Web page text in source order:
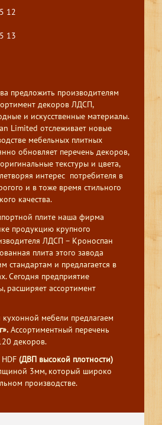
12
13
предложить производителям
декоров ЛДСП,
и искусственные материалы.
Limited отслеживает новые
мебельных плитных
обновляет перечень декоров,
текстуры и цвета,
интерес потребителя в
и в тоже время стильного
качества.
плите наша фирма
продукцию крупного
ЛДСП – Кроноспан
плита этого завода
стандартам и предлагается в
Сегодня предприятие
расширяет ассортимент
мебели предлагаем
Ассортиментный перечень
декоров.
(ДВП высокой плотности)
3мм, который широко
производстве.